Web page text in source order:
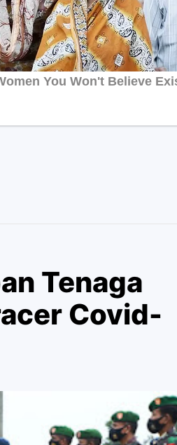
Tenaga
Covid-